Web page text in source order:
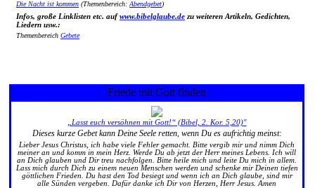
Die Nacht ist kommen (Themenbereich:Abendgebet)
Infos, große Linklisten etc. aufwww.bibelglaube.de zu weiteren Artikeln, Gedichten,
Liedern usw.:
Themenbereich Gebete
Friede mit Gott finden
„Lasst euch versöhnen mit Gott!“ (Bibel, 2. Kor. 5,20)"
Dieses kurze Gebet kann Deine Seele retten, wenn Du es aufrichtig meinst:
Lieber Jesus Christus, ich habe viele Fehler gemacht. Bitte vergib mir und nimm Dich
meiner an und komm in mein Herz. Werde Du ab jetzt der Herr meines Lebens. Ich will
an Dich glauben und Dir treu nachfolgen. Bitte heile mich und leite Du mich in allem.
Lass mich durch Dich zu einem neuen Menschen werden und schenke mir Deinen tiefen
göttlichen Frieden. Du hast den Tod besiegt und wenn ich an Dich glaube, sind mir
alle Sünden vergeben. Dafür danke ich Dir von Herzen, Herr Jesus. Amen